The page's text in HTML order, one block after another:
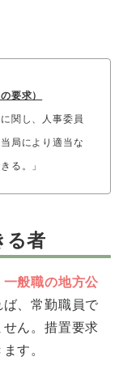
要求）
関し、人事委員
局により適当な
る。」
る者
一般職の地方公
、常勤職員で
ん。措置要求
す。